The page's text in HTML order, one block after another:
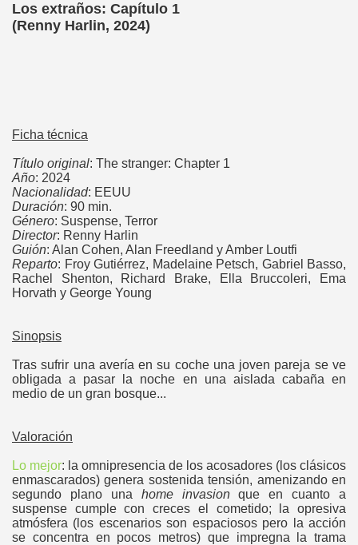
Los extraños: Capítulo 1
(Renny Harlin, 2024)
Ficha técnica
Título original: The stranger: Chapter 1
Año: 2024
Nacionalidad: EEUU
Duración: 90 min.
Género: Suspense, Terror
Director: Renny Harlin
Guión: Alan Cohen, Alan Freedland y Amber Loutfi
Reparto: Froy Gutiérrez, Madelaine Petsch, Gabriel Basso,
Rachel Shenton, Richard Brake, Ella Bruccoleri, Ema
Horvath y George Young
Sinopsis
Tras sufrir una avería en su coche una joven pareja se ve
obligada a pasar la noche en una aislada cabaña en
medio de un gran bosque...
Valoración
Lo mejor: la omnipresencia de los acosadores (los clásicos
enmascarados) genera sostenida tensión, amenizando en
segundo plano una home invasionque en cuanto a
suspense cumple con creces el cometido; la opresiva
atmósfera (los escenarios son espaciosos pero la acción
se concentra en pocos metros) que impregna la trama